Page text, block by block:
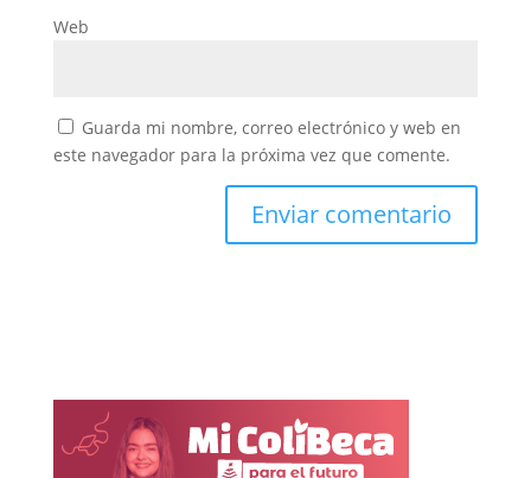
Web
Guarda mi nombre, correo electrónico y web en
este navegador para la próxima vez que comente.